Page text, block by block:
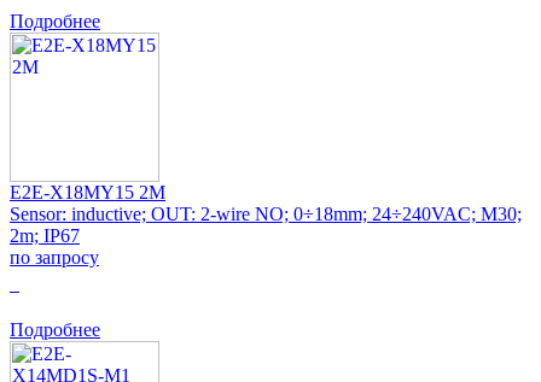
Подробнее
E2E-X18MY15 2M
Sensor: inductive; OUT: 2-wire NO; 0÷18mm; 24÷240VAC; M30;
2m; IP67
по запросу
Подробнее